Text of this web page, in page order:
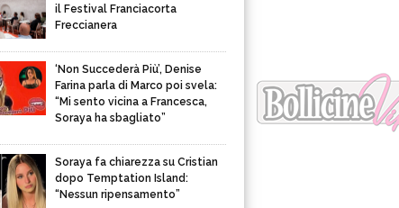
il Festival Franciacorta
Freccianera
‘Non Succederà Più’, Denise
Farina parla di Marco poi svela:
“Mi sento vicina a Francesca,
Soraya ha sbagliato”
Soraya fa chiarezza su Cristian
dopo Temptation Island:
“Nessun ripensamento”